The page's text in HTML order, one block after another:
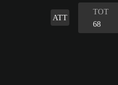
ATT
TOT
68